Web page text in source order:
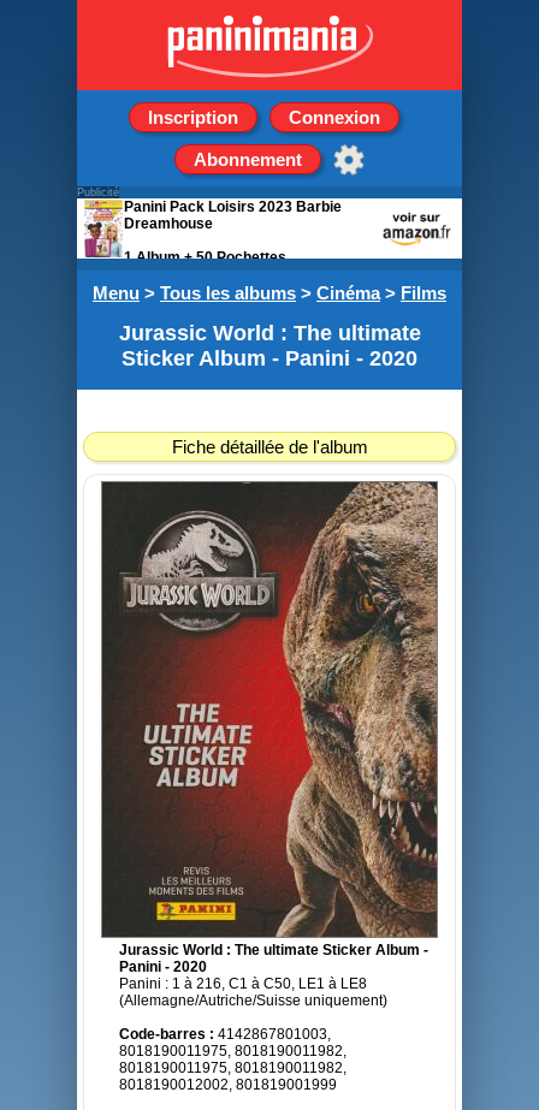
Inscription Connexion
Abonnement
Menu > Tous les albums > Cinéma> Films
Jurassic World : The ultimate
Sticker Album - Panini - 2020
Fiche détaillée de l'album
Jurassic World : The ultimate Sticker Album -
Panini - 2020
Panini : 1 à 216, C1 à C50, LE1 à LE8
(Allemagne/Autriche/Suisse uniquement)
Code-barres : 4142867801003,
8018190011975, 8018190011982,
8018190011975, 8018190011982,
8018190012002, 801819001999
Publicité
Panini Pack Loisirs 2023 Barbie
Dreamhouse
1 Album + 50 Pochettes